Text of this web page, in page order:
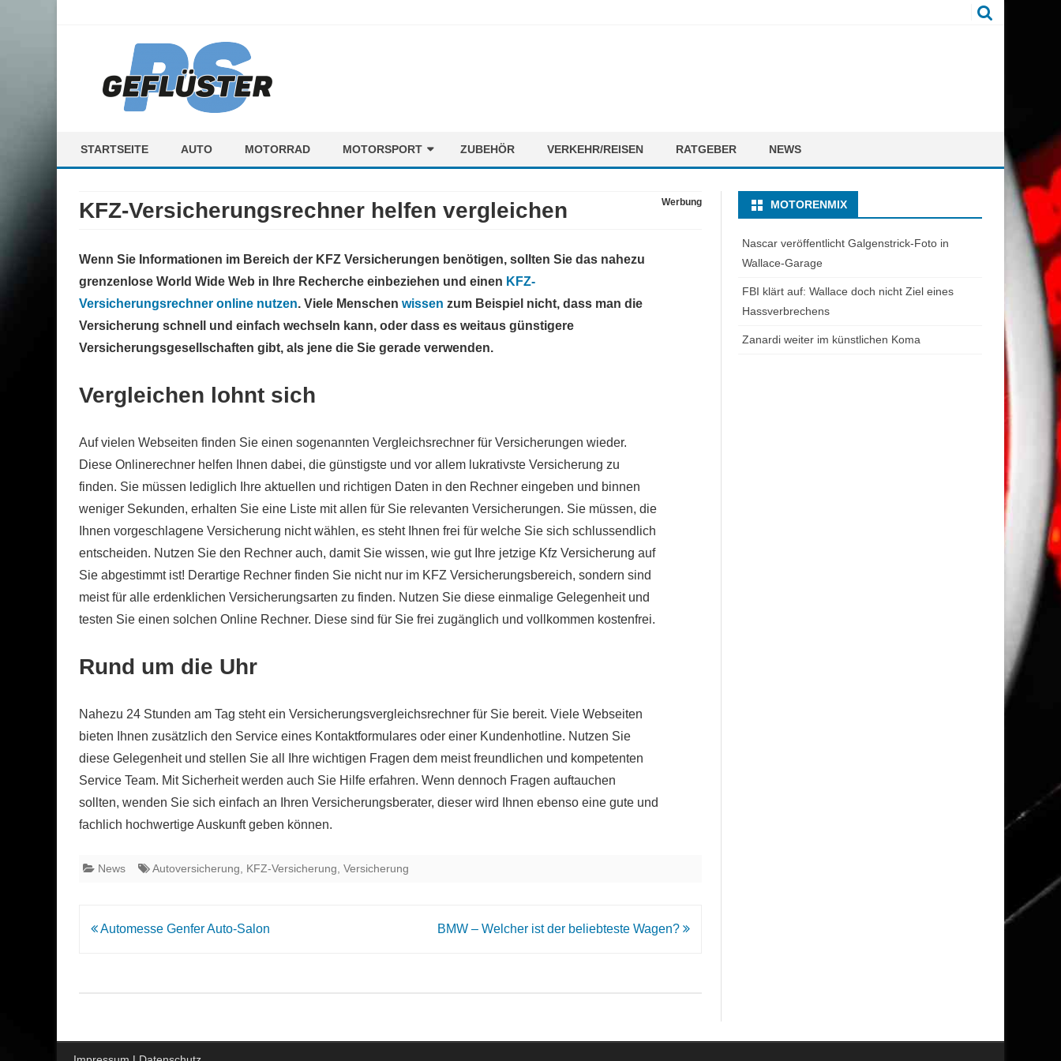
STARTSEITE AUTO MOTORRAD MOTORSPORT
FAHRER
TEAMS
MOTORENMIX
ZUBEHÖR VERKEHR/REISEN RATGEBER NEWS
KFZ-Versicherungsrechner helfen vergleichen Werbung
Wenn Sie Informationen im Bereich der KFZ Versicherungen benötigen, sollten Sie das nahezu
grenzenlose World Wide Web in Ihre Recherche einbeziehen und einen KFZ-
Versicherungsrechner online nutzen. Viele Menschen wissen zum Beispiel nicht, dass man die
Versicherung schnell und einfach wechseln kann, oder dass es weitaus günstigere
Versicherungsgesellschaften gibt, als jene die Sie gerade verwenden.
Vergleichen lohnt sich
Auf vielen Webseiten finden Sie einen sogenannten Vergleichsrechner für Versicherungen wieder.
Diese Onlinerechner helfen Ihnen dabei, die günstigste und vor allem lukrativste Versicherung zu
finden. Sie müssen lediglich Ihre aktuellen und richtigen Daten in den Rechner eingeben und binnen
weniger Sekunden, erhalten Sie eine Liste mit allen für Sie relevanten Versicherungen. Sie müssen, die
Ihnen vorgeschlagene Versicherung nicht wählen, es steht Ihnen frei für welche Sie sich schlussendlich
entscheiden. Nutzen Sie den Rechner auch, damit Sie wissen, wie gut Ihre jetzige Kfz Versicherung auf
Sie abgestimmt ist! Derartige Rechner finden Sie nicht nur im KFZ Versicherungsbereich, sondern sind
meist für alle erdenklichen Versicherungsarten zu finden. Nutzen Sie diese einmalige Gelegenheit und
testen Sie einen solchen Online Rechner. Diese sind für Sie frei zugänglich und vollkommen kostenfrei.
Rund um die Uhr
Nahezu 24 Stunden am Tag steht ein Versicherungsvergleichsrechner für Sie bereit. Viele Webseiten
bieten Ihnen zusätzlich den Service eines Kontaktformulares oder einer Kundenhotline. Nutzen Sie
diese Gelegenheit und stellen Sie all Ihre wichtigen Fragen dem meist freundlichen und kompetenten
Service Team. Mit Sicherheit werden auch Sie Hilfe erfahren. Wenn dennoch Fragen auftauchen
sollten, wenden Sie sich einfach an Ihren Versicherungsberater, dieser wird Ihnen ebenso eine gute und
fachlich hochwertige Auskunft geben können.
News Autoversicherung KFZ-Versicherung Versicherung
Beitrags-
Automesse Genfer Auto-Salon BMW – Welcher ist der beliebteste Wagen?
MOTORENMIX
Nascar veröffentlicht Galgenstrick-Foto in
Wallace-Garage
FBI klärt auf: Wallace doch nicht Ziel eines
Hassverbrechens
Zanardi weiter im künstlichen Koma